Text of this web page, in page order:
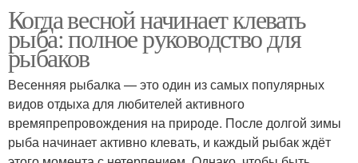
Когда весной начинает клевать
рыба: полное руководство для
рыбаков
Весенняя рыбалка — это один из самых популярных
видов отдыха для любителей активного
времяпрепровождения на природе. После долгой зимы
рыба начинает активно клевать, и каждый рыбак ждёт